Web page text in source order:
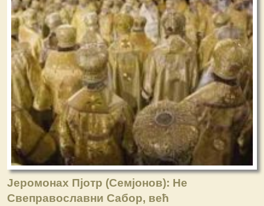
Јеромонах Пјотр (Семјонов): Не
Свеправославни Сабор, већ